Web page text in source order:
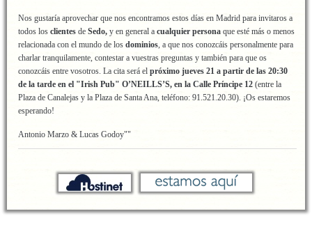
Nos gustaría aprovechar que nos encontramos estos días en Madrid para invitaros a
todos los clientes de Sedo, y en general a cualquier persona que esté más o menos
relacionada con el mundo de los dominios, a que nos conozcáis personalmente para
charlar tranquilamente, contestar a vuestras preguntas y también para que os
conozcáis entre vosotros. La cita será el próximo jueves 21 a partir de las 20:30
de la tarde en el "Irish Pub" O’NEILLS’S, en la Calle Príncipe 12 (entre la
Plaza de Canalejas y la Plaza de Santa Ana, teléfono: 91.521.20.30). ¡Os estaremos
esperando!
Antonio Marzo & Lucas Godoy""